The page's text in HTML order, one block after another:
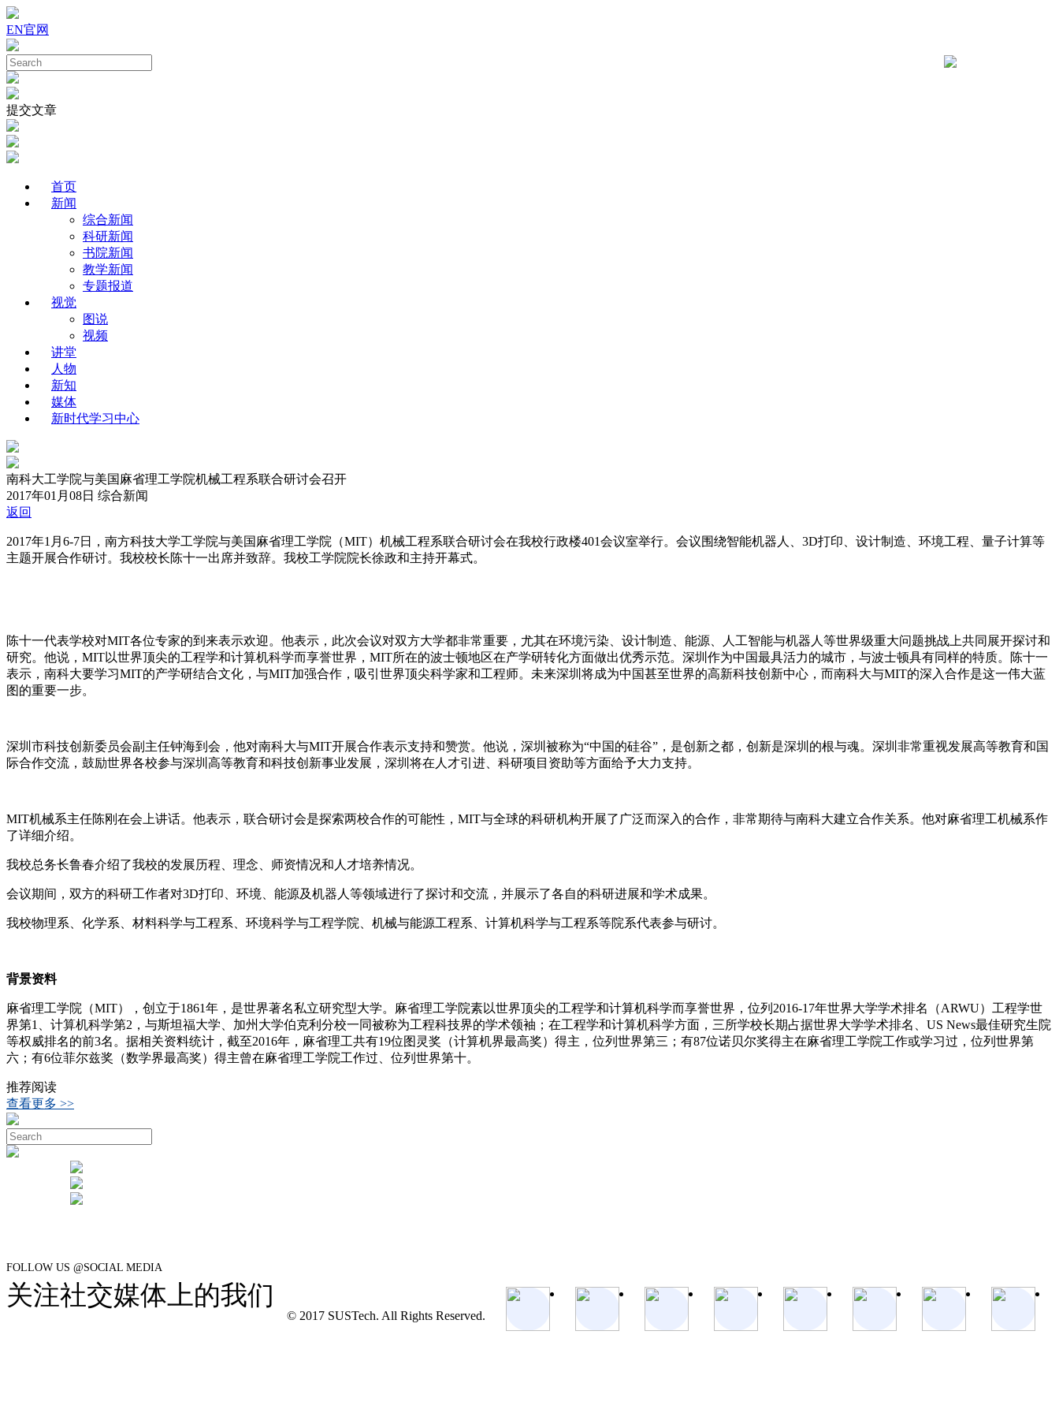
EN官网
提交文章
首页
新闻
综合新闻
科研新闻
书院新闻
教学新闻
专题报道
视觉
图说
视频
讲堂
人物
新知
媒体
新时代学习中心
南科大工学院与美国麻省理工学院机械工程系联合研讨会召开
2017年01月08日 综合新闻
返回
2017年1月6-7日，南方科技大学工学院与美国麻省理工学院（MIT）机械工程系联合研讨会在我校行政楼401会议室举行。会议围绕智能机器人、3D打印、设计制造、环境工程、量子计算等
主题开展合作研讨。我校校长陈十一出席并致辞。我校工学院院长徐政和主持开幕式。
陈十一代表学校对MIT各位专家的到来表示欢迎。他表示，此次会议对双方大学都非常重要，尤其在环境污染、设计制造、能源、人工智能与机器人等世界级重大问题挑战上共同展开探讨和
研究。他说，MIT以世界顶尖的工程学和计算机科学而享誉世界，MIT所在的波士顿地区在产学研转化方面做出优秀示范。深圳作为中国最具活力的城市，与波士顿具有同样的特质。陈十一
表示，南科大要学习MIT的产学研结合文化，与MIT加强合作，吸引世界顶尖科学家和工程师。未来深圳将成为中国甚至世界的高新科技创新中心，而南科大与MIT的深入合作是这一伟大蓝
图的重要一步。
深圳市科技创新委员会副主任钟海到会，他对南科大与MIT开展合作表示支持和赞赏。他说，深圳被称为“中国的硅谷”，是创新之都，创新是深圳的根与魂。深圳非常重视发展高等教育和国
际合作交流，鼓励世界各校参与深圳高等教育和科技创新事业发展，深圳将在人才引进、科研项目资助等方面给予大力支持。
MIT机械系主任陈刚在会上讲话。他表示，联合研讨会是探索两校合作的可能性，MIT与全球的科研机构开展了广泛而深入的合作，非常期待与南科大建立合作关系。他对麻省理工机械系作
了详细介绍。
我校总务长鲁春介绍了我校的发展历程、理念、师资情况和人才培养情况。
会议期间，双方的科研工作者对3D打印、环境、能源及机器人等领域进行了探讨和交流，并展示了各自的科研进展和学术成果。
我校物理系、化学系、材料科学与工程系、环境科学与工程学院、机械与能源工程系、计算机科学与工程系等院系代表参与研讨。
背景资料
麻省理工学院（MIT），创立于1861年，是世界著名私立研究型大学。麻省理工学院素以世界顶尖的工程学和计算机科学而享誉世界，位列2016-17年世界大学学术排名（ARWU）工程学世
界第1、计算机科学第2，与斯坦福大学、加州大学伯克利分校一同被称为工程科技界的学术领袖；在工程学和计算机科学方面，三所学校长期占据世界大学学术排名、US News最佳研究生院
等权威排名的前3名。据相关资料统计，截至2016年，麻省理工共有19位图灵奖（计算机界最高奖）得主，位列世界第三；有87位诺贝尔奖得主在麻省理工学院工作或学习过，位列世界第
六；有6位菲尔兹奖（数学界最高奖）得主曾在麻省理工学院工作过、位列世界第十。
推荐阅读
查看更多 >>
FOLLOW US @SOCIAL MEDIA
关注社交媒体上的我们
© 2017 SUSTech. All Rights Reserved.